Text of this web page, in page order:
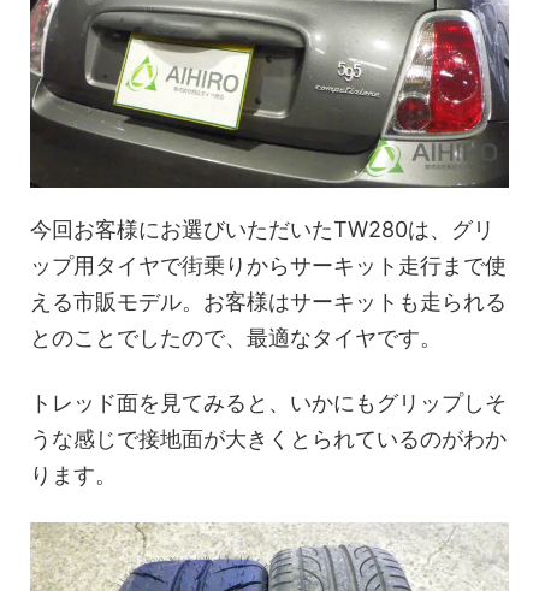
今回お客様にお選びいただいたTW280は、グリ
ップ用タイヤで街乗りからサーキット走行まで使
える市販モデル。お客様はサーキットも走られる
とのことでしたので、最適なタイヤです。
トレッド面を見てみると、いかにもグリップしそ
うな感じで接地面が大きくとられているのがわか
ります。